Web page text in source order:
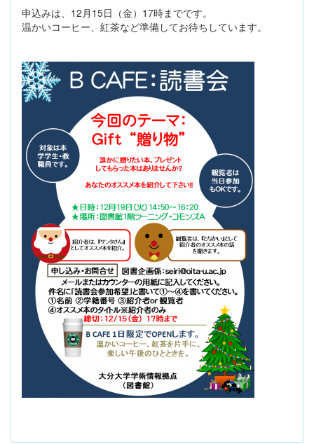
申込みは、12月15日（金）17時までです。
温かいコーヒー、紅茶など準備してお待ちしています。